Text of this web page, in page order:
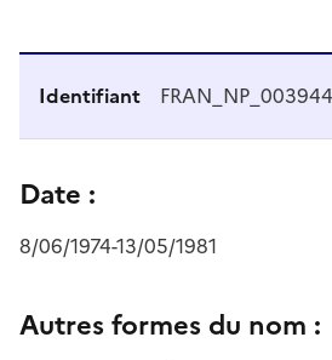
Identifiant FRAN_NP_003944
Date :
8/06/1974-13/05/1981
Autres formes du nom :